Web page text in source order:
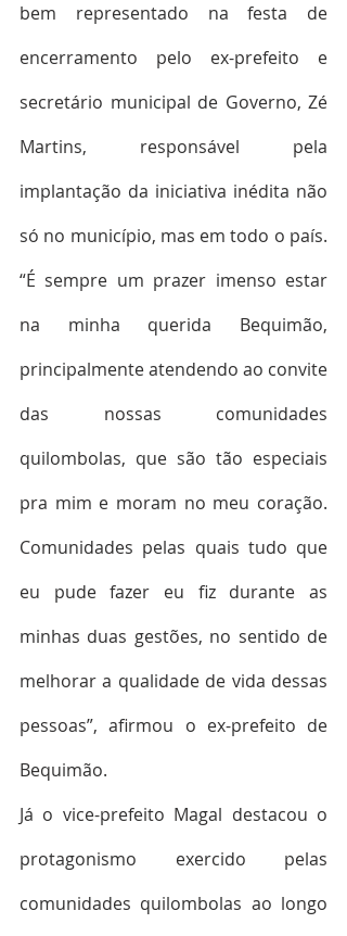
bem representado na festa de
encerramento pelo ex-prefeito e
secretário municipal de Governo, Zé
Martins, responsável pela
implantação da iniciativa inédita não
só no município, mas em todo o país.
“É sempre um prazer imenso estar
na minha querida Bequimão,
principalmente atendendo ao convite
das nossas comunidades
quilombolas, que são tão especiais
pra mim e moram no meu coração.
Comunidades pelas quais tudo que
eu pude fazer eu fiz durante as
minhas duas gestões, no sentido de
melhorar a qualidade de vida dessas
pessoas”, afirmou o ex-prefeito de
Bequimão.
Já o vice-prefeito Magal destacou o
protagonismo exercido pelas
comunidades quilombolas ao longo